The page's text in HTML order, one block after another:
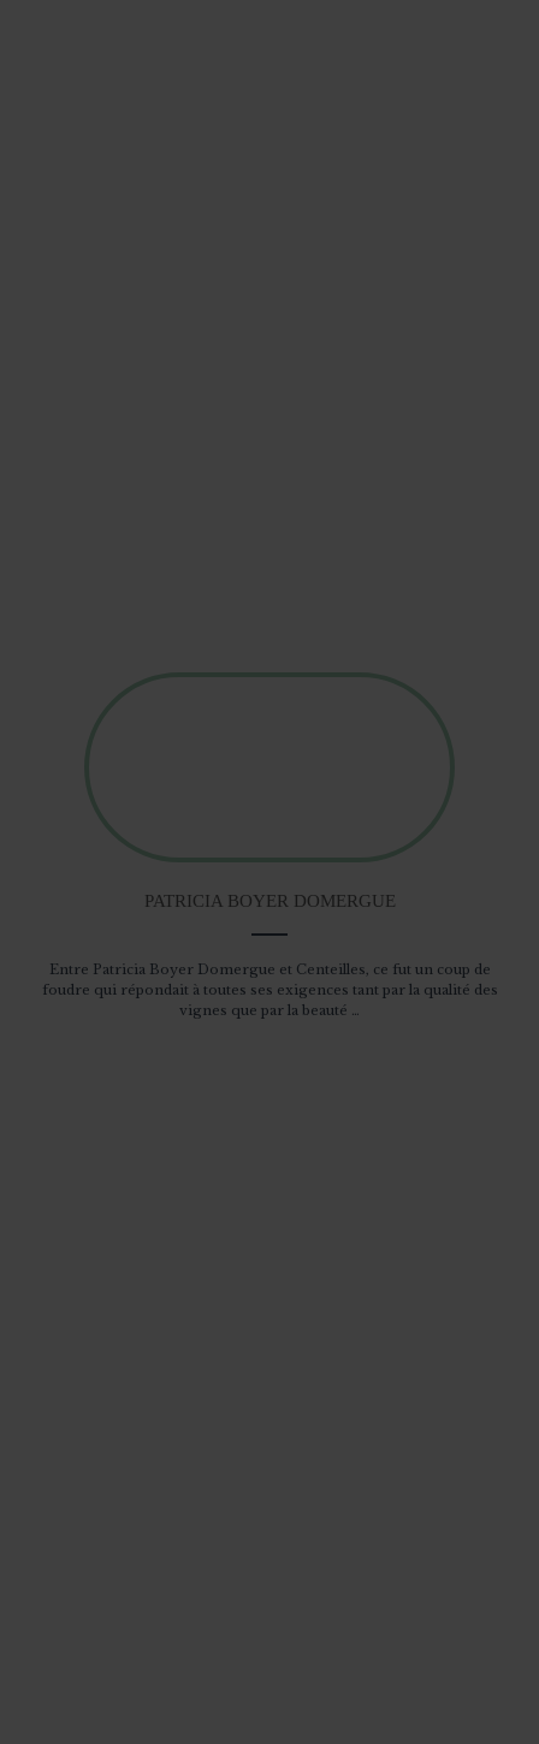
PATRICIA BOYER DOMERGUE
Entre Patricia Boyer Domergue et Centeilles, ce fut un coup de
foudre qui répondait à toutes ses exigences tant par la qualité des
vignes que par la beauté …